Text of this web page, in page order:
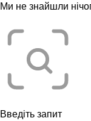
Ми не знайшли
Введіть запит